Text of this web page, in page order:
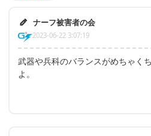
ナーフ被害者の会
2023-06-22 3:07:19
武器や兵科のバランスがめちゃく
よ。